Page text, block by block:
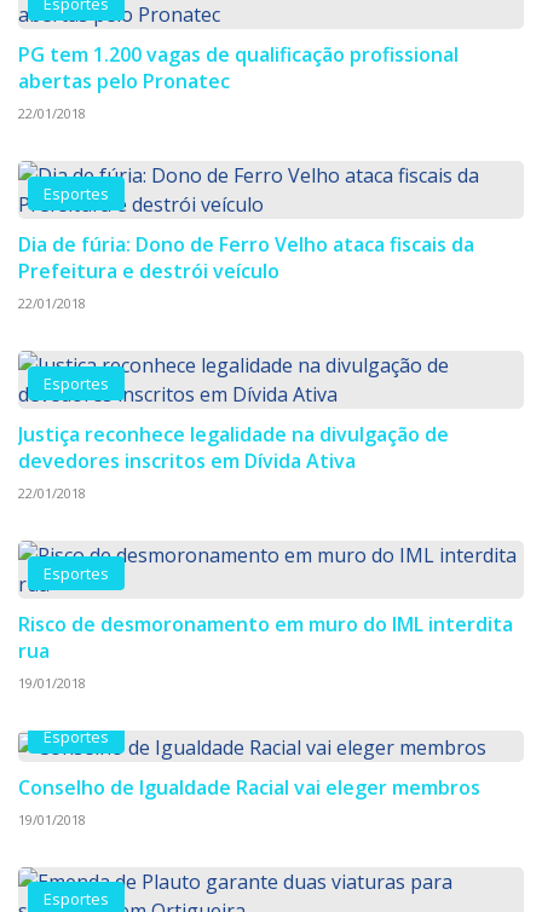
PG tem 1.200 vagas de qualificação profissional
abertas pelo Pronatec
22/01/2018
Esportes
Dia de fúria: Dono de Ferro Velho ataca fiscais da
Prefeitura e destrói veículo
22/01/2018
Esportes
Justiça reconhece legalidade na divulgação de
devedores inscritos em Dívida Ativa
22/01/2018
Esportes
Risco de desmoronamento em muro do IML interdita
rua
19/01/2018
Esportes
Conselho de Igualdade Racial vai eleger membros
19/01/2018
Esportes